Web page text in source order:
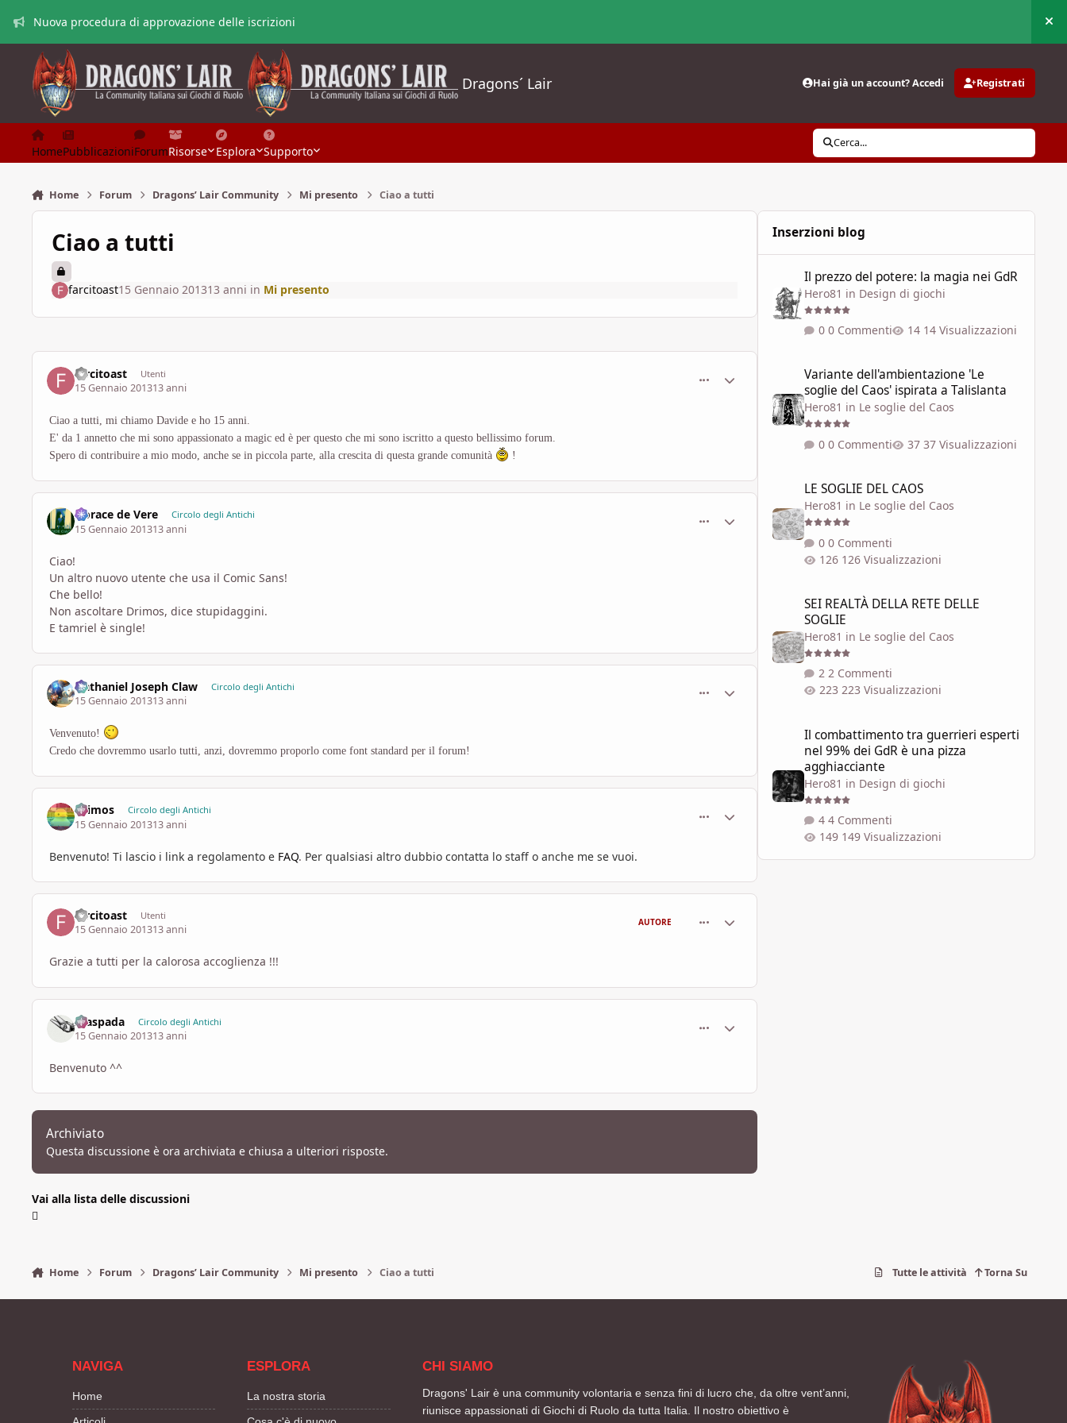
Nuova procedura di approvazione delle iscrizioni
Dragons´ Lair Hai già un account? Accedi Registrati
HomePubblicazioniForumRisorse Esplora Supporto
Cerca...
Home Forum Dragons’ Lair Community Mi presento Ciao a tutti
Ciao a tutti
farcitoast15 Gennaio 201313 anni in Mi presento
farcitoast Utenti
15 Gennaio 201313 anni
Statistiche Autore
Ciao a tutti, mi chiamo Davide e ho 15 anni.
E' da 1 annetto che mi sono appassionato a magic ed è per questo che mi sono iscritto a questo bellissimo forum.
Spero di contribuire a mio modo, anche se in piccola parte, alla crescita di questa grande comunità
!
Horace de Vere Circolo degli Antichi
15 Gennaio 201313 anni
comment_800325
Statistiche Autore
Ciao!
Un altro nuovo utente che usa il Comic Sans!
Che bello!
Non ascoltare Drimos, dice stupidaggini.
E tamriel è single!
Nathaniel Joseph Claw Circolo degli Antichi
15 Gennaio 201313 anni
Statistiche Autore
Venvenuto!
Credo che dovremmo usarlo tutti, anzi, dovremmo proporlo come font standard per il forum!
Drimos Circolo degli Antichi
15 Gennaio 201313 anni
Benvenuto! Ti lascio i link a regolamento e FAQ. Per qualsiasi altro dubbio contatta lo staff o anche me se vuoi.
farcitoast Utenti
15 Gennaio 201313 anni
AUTORE
Grazie a tutti per la calorosa accoglienza !!!
Alaspada Circolo degli Antichi
15 Gennaio 201313 anni
Benvenuto ^^
Archiviato
Questa discussione è ora archiviata e chiusa a ulteriori risposte.
Vai alla lista delle discussioni
Inserzioni blog
Il prezzo del potere: la magia nei GdR
Hero81 in Design di giochi
0 Commenti 14 Visualizzazioni
Variante dell'ambientazione 'Le
soglie del Caos' ispirata a Talislanta
Hero81 in Le soglie del Caos
0 Commenti 37 Visualizzazioni
LE SOGLIE DEL CAOS
LE SOGLIE DEL CAOS
Hero81 in Le soglie del Caos
0 Commenti
126 Visualizzazioni
SEI REALTÀ DELLA RETE DELLE
SOGLIE
Hero81 in Le soglie del Caos
2 Commenti
223 Visualizzazioni
Il combattimento tra guerrieri esperti
nel 99% dei GdR è una pizza
agghiacciante
Hero81 in Design di giochi
4 Commenti
149 Visualizzazioni
Home Forum Dragons’ Lair Community Mi presento Ciao a tutti Tutte le attività Torna Su
NAVIGA
Home
ESPLORA
La nostra storia
CHI SIAMO
Dragons' Lair è una community volontaria e senza fini di lucro che, da oltre vent’anni,
riunisce appassionati di Giochi di Ruolo da tutta Italia. Il nostro obiettivo è